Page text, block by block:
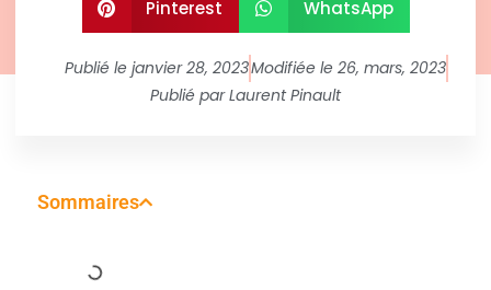
Pinterest WhatsApp
Publié le janvier 28, 2023Modifiée le 26, mars, 2023
Publié parLaurent Pinault
Sommaires